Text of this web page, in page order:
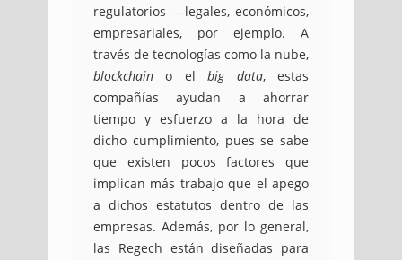
regulatorios —legales, económicos,
empresariales, por ejemplo. A
través de tecnologías como la nube,
blockchain o elbig data, estas
compañías ayudan a ahorrar
tiempo y esfuerzo a la hora de
dicho cumplimiento, pues se sabe
que existen pocos factores que
implican más trabajo que el apego
a dichos estatutos dentro de las
empresas. Además, por lo general,
las Regech están diseñadas para